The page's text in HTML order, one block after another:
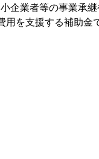
企業者等の事業承
用を支援する補助